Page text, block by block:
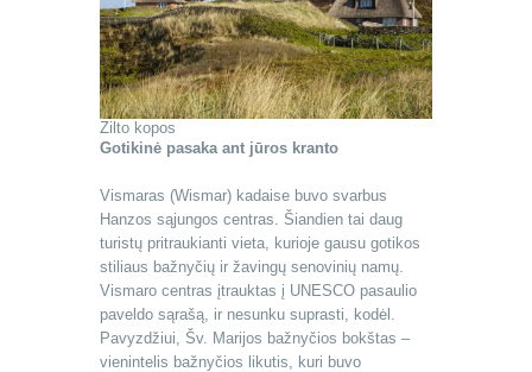
Zilto kopos
Gotikinė pasaka ant jūros kranto
Vismaras (Wismar) kadaise buvo svarbus
Hanzos sąjungos centras. Šiandien tai daug
turistų pritraukianti vieta, kurioje gausu gotikos
stiliaus bažnyčių ir žavingų senovinių namų.
Vismaro centras įtrauktas į UNESCO pasaulio
paveldo sąrašą, ir nesunku suprasti, kodėl.
Pavyzdžiui, Šv. Marijos bažnyčios bokštas –
vienintelis bažnyčios likutis, kuri buvo